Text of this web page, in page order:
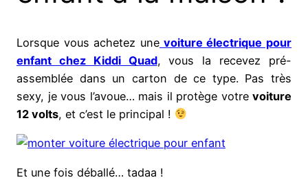
Lorsque vous achetez une voiture électrique pour
enfant chez Kiddi Quad, vous la recevez pré-
assemblée dans un carton de ce type. Pas très
sexy, je vous l’avoue… mais il protège votre voiture
12 volts, et c’est le principal !
Et une fois déballé… tadaa !